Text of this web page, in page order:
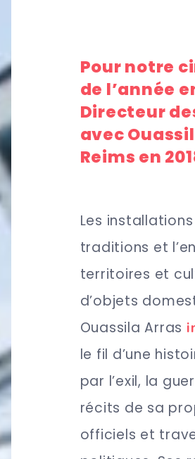
Pour notre
de l’année
Directeur
avec
Reims en
Les
traditions et
territoires et
d’objets
Ouassila Arras
le fil d’une
par l’exil, la
récits de sa
officiels et